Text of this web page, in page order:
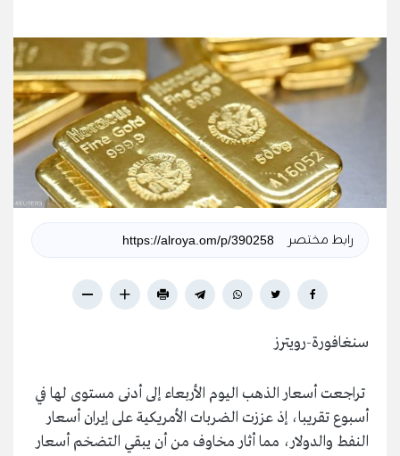
رابط مختصر
سنغافورة-رويترز
تراجعت أسعار الذهب اليوم الأربعاء إلى أدنى مستوى لها في
أسبوع تقريبا، إذ عززت الضربات الأمريكية على إيران أسعار
النفط والدولار، مما أثار مخاوف من أن يبقي التضخم أسعار